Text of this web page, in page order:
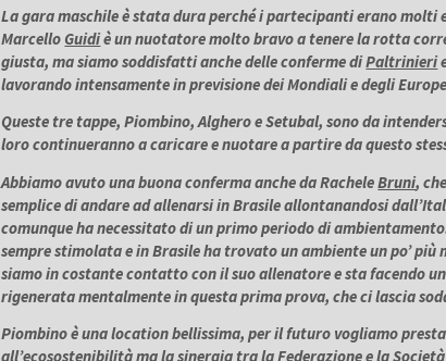
La gara maschile è stata dura perché i partecipanti erano
Marcello Guidiè un nuotatore molto bravo a tenere la rotta
giusta, ma siamo soddisfatti anche delle conferme diPaltrinieri
lavorando intensamente in previsione dei Mondiali e degli
Queste tre tappe, Piombino, Alghero e Setubal, sono da
loro continueranno a caricare e nuotare a partire da questo
Abbiamo avuto una buona conferma anche da RacheleBruni,
semplice di andare ad allenarsi in Brasile allontanandosi
comunque ha necessitato di un primo periodo di
sempre stimolata e in Brasile ha trovato un ambiente un po’
siamo in costante contatto con il suo allenatore e sta facendo
rigenerata mentalmente in questa prima prova, che ci lascia
Piombino è una location bellissima, per il futuro vogliamo
all’ecosostenibilità ma la sinergia tra la Federazione e la